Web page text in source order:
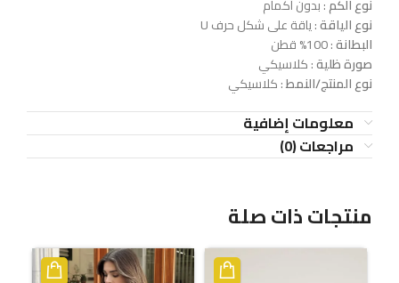
نوع الكم: بدون أكمام
نوع الياقة: ياقة على شكل حرف U
البطانة: 100% قطن
صورة ظلية: كلاسيكي
نوع المنتج/النمط: كلاسيكي
معلومات إضافية
مراجعات (0)
منتجات ذات صلة